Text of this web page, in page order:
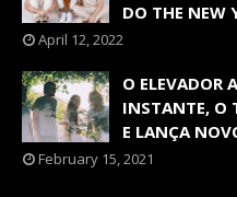
DO THE NEW
April 12, 2022
O ELEVADOR
INSTANTE, O
E LANÇA
February 15, 2021